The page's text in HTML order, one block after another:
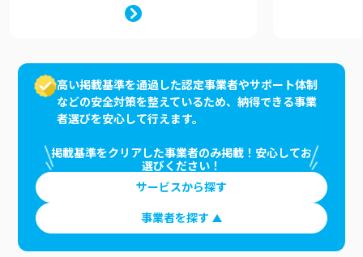
高い掲載基準を通過した認定事業者やサポート体制
などの安全対策を整えているため、納得できる事業
者選びを安心して行えます。
掲載基準をクリアした事業者のみ掲載！安心してお
選びください！
サービスから探す
事業者を探す